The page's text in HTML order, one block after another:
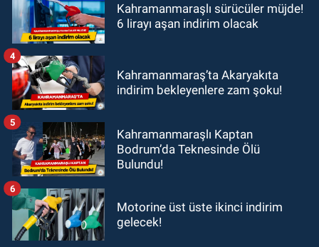
Kahramanmaraşlı sürücüler müjde!
6 lirayı aşan indirim olacak
Kahramanmaraş’ta Akaryakıta
indirim bekleyenlere zam şoku!
4
Kahramanmaraşlı Kaptan
Bodrum’da Teknesinde Ölü
Bulundu!
5
Motorine üst üste ikinci indirim
gelecek!
6